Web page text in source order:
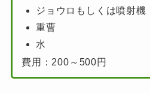
ジョウロもしくは噴射機
重曹
水
費用：200～500円